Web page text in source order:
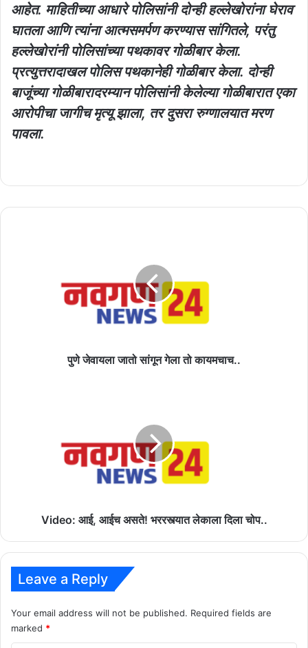
आहेत. माहितीच्या आधारे पोलिसांनी दोन्ही हल्लेखोरांना घेराव
घातला आणि त्यांना आत्मसमर्पण करण्यास सांगितले, परंतु
हल्लेखोरांनी पोलिसांच्या पथकावर गोळीबार केला.
प्रत्युत्तरादाखल पोलिस पथकानेही गोळीबार केला. दोन्ही
बाजूंच्या गोळीबारादरम्यान पोलिसांनी केलेल्या गोळीबारात एका
आरोपीचा जागीच मृत्यू झाला, तर दुसरा रुग्णालयात मरण
पावला.
पुणे जेवायला जातो सांगून गेला तो कायमचाच..
Video: आई, आईच असते! भररस्त्यात लेकाला दिला चोप..
Leave a Reply
Your email address will not be published. Required fields are
marked *